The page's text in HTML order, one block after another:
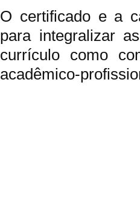
O certificado e a
para integralizar
currículo como
acadêmico-